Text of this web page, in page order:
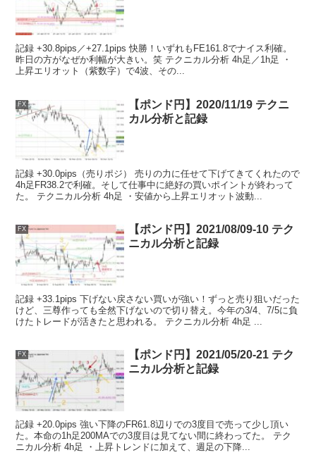
記録 +30.8pips／+27.1pips 快勝！いずれもFE161.8でナイス利確。
昨日の方がなぜか利幅が大きい。笑 テクニカル分析 4h足／1h足 ・
上昇エリオット（紫数字）で4波、その...
FX
【ポンド円】2020/11/19 テクニ
カル分析と記録
記録 +30.0pips（売りポジ） 売りの力に任せて下げてきてくれたので
4h足FR38.2で利確。そして仕事中に絶好の買いポイントが終わって
た。 テクニカル分析 4h足 ・安値から上昇エリオット波動...
FX
【ポンド円】2021/08/09-10 テク
ニカル分析と記録
記録 +33.1pips 下げない戻さない買いが強い！ずっと売り狙いだった
けど、三尊作っても全然下げないので切り替え。今年の3/4、7/5に負
けたトレードが活きたと思われる。 テクニカル分析 4h足 ...
FX
【ポンド円】2021/05/20-21 テク
ニカル分析と記録
記録 +20.0pips 強い下降のFR61.8辺りでの3度目で売って少し頂い
た。本命の1h足200MAでの3度目は見てない間に終わってた。 テク
ニカル分析 4h足 ・上昇トレンドに加えて、週足の下降...